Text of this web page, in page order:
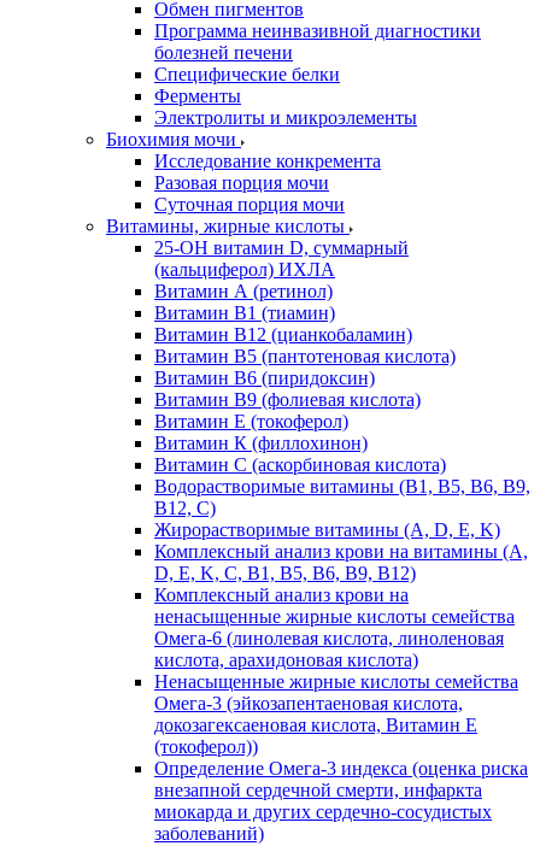
Обмен пигментов
Программа неинвазивной диагностики
болезней печени
Специфические белки
Ферменты
Электролиты и микроэлементы
Биохимия мочи
Исследование конкремента
Разовая порция мочи
Суточная порция мочи
Витамины, жирные кислоты
25-OH витамин D, суммарный
(кальциферол) ИХЛА
Витамин А (ретинол)
Витамин В1 (тиамин)
Витамин В12 (цианкобаламин)
Витамин В5 (пантотеновая кислота)
Витамин В6 (пиридоксин)
Витамин В9 (фолиевая кислота)
Витамин Е (токоферол)
Витамин К (филлохинон)
Витамин С (аскорбиновая кислота)
Водорастворимые витамины (B1, B5, B6, В9,
В12, С)
Жирорастворимые витамины (A, D, E, K)
Комплексный анализ крови на витамины (A,
D, E, K, C, B1, B5, B6, В9, B12)
Комплексный анализ крови на
ненасыщенные жирные кислоты семейства
Омега-6 (линолевая кислота, линоленовая
кислота, арахидоновая кислота)
Ненасыщенные жирные кислоты семейства
Омега-3 (эйкозапентаеновая кислота,
докозагексаеновая кислота, Витамин E
(токоферол))
Определение Омега-3 индекса (оценка риска
внезапной сердечной смерти, инфаркта
миокарда и других сердечно-сосудистых
заболеваний)